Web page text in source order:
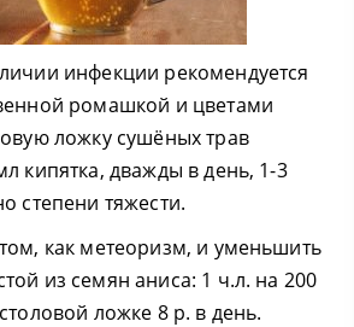
инфекции рекомендуется
ромашкой и цветами
ложку сушёных трав
кипятка, дважды в день, 1-3
степени тяжести.
как метеоризм, и уменьшить
из семян аниса: 1 ч.л. на 200
ложке 8 р. в день.